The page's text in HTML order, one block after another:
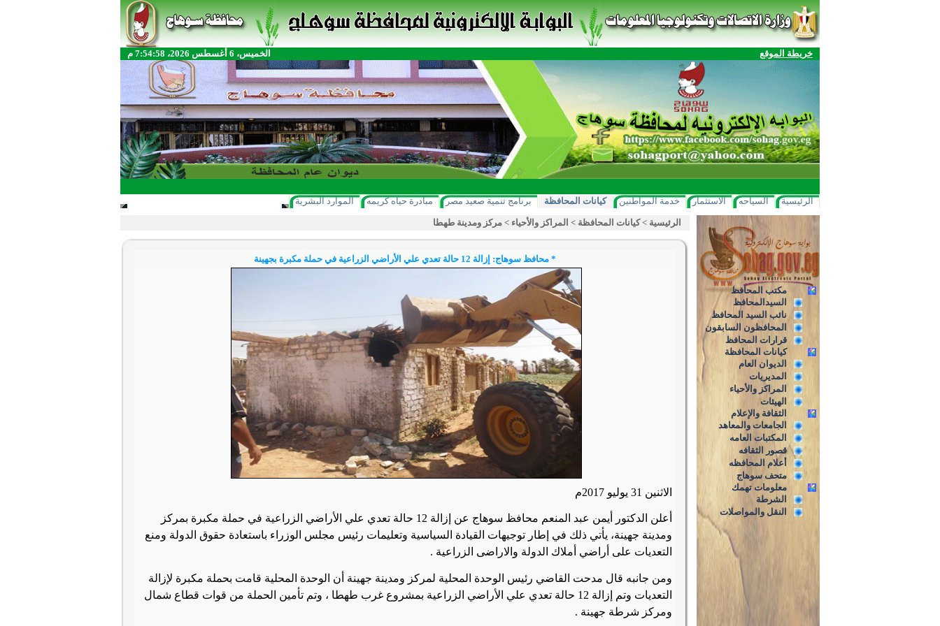
خريطة الموقع الخميس، 6 أغسطس 2026، 7:54:58 م
الرئيسية السياحه الاستثمار خدمة المواطنين كيانات المحافظة برنامج تنمية صعيد مصر مبادرة حياه كريمه الموارد البشرية
مكتب المحافظ
السيدالمحافظ
نائب السيد المحافظ
المحافظون السابقون
قرارات المحافظ
كيانات المحافظة
الديوان العام
المديريات
المراكز والأحياء
الهيئات
الثقافة والإعلام
الجامعات والمعاهد
المكتبات العامه
قصور الثقافه
أعلام المحافظه
متحف سوهاج
معلومات تهمك
الشرطة
النقل والمواصلات
الرئيسية >كيانات المحافظة > المراكز والأحياء > مركز ومدينة طهطا
* محافظ سوهاج: إزالة 12 حالة تعدي علي الأراضي الزراعية في حملة مكبرة بجهينة
الاثنين 31 يوليو 2017م
أعلن الدكتور أيمن عبد المنعم محافظ سوهاج عن إزالة 12 حالة تعدي علي الأراضي الزراعية في حملة مكبرة بمركز
ومدينة جهينة، يأتي ذلك في إطار توجيهات القيادة السياسية وتعليمات رئيس مجلس الوزراء باستعادة حقوق الدولة ومنع
التعديات على أراضي أملاك الدولة والاراضى الزراعية .
ومن جانبه قال مدحت القاضي رئيس الوحدة المحلية لمركز ومدينة جهينة أن الوحدة المحلية قامت بحملة مكبرة لإزالة
التعديات وتم إزالة 12 حالة تعدي علي الأراضي الزراعية بمشروع غرب طهطا ، وتم تأمين الحملة من قوات قطاع شمال
ومركز شرطة جهينة .